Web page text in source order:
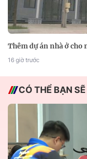
Thêm dự án nhà ở
16 giờ trước
CÓ THỂ BẠN